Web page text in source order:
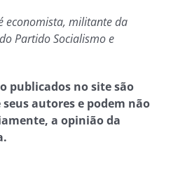
economista, militante da
Partido Socialismo e
publicados no site são
autores e podem não
a opinião da